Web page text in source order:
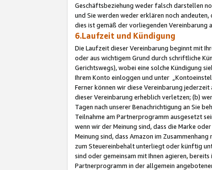
Geschäftsbeziehung weder falsch darstellen
und Sie werden weder erklären noch
dies ist gemäß der vorliegenden Vereinbarung
6.Laufzeit und Kündigung
Die Laufzeit dieser Vereinbarung beginnt mit
oder aus wichtigem Grund durch schriftliche
Gerichtswegs), wobei eine solche Kündigung
Ihrem Konto einloggen und unter
Ferner können wir diese Vereinbarung
dieser Vereinbarung erheblich verletzen; (b)
Tagen nach unserer Benachrichtigung an Sie
Teilnahme am Partnerprogramm ausgesetzt
wenn wir der Meinung sind, dass die Marke
Meinung sind, dass Amazon im
zum Steuereinbehalt unterliegt oder künftig
sind oder gemeinsam mit Ihnen agieren,
Partnerprogramm in der allgemein